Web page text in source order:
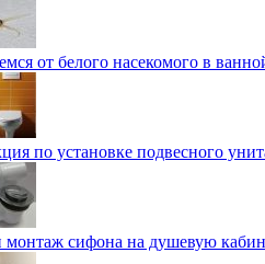
от белого насекомого в
по установке подвесного
сифона на душевую